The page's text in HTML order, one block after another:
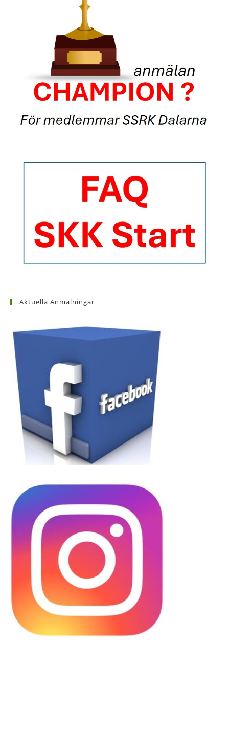
Aktuella Anmälningar